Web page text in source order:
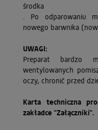
środka
. Po odparowaniu
nowego barwnika
UWAGI:
Preparat bardzo
wentylowanych
oczy, chronić przed
Karta techniczna
zakładce "Załączniki".